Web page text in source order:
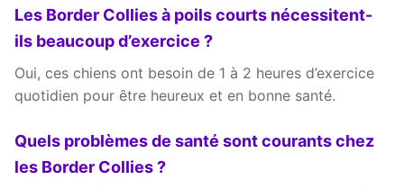
Les Border Collies à poils courts nécessitent-
ils beaucoup d’exercice ?
Oui, ces chiens ont besoin de 1 à 2 heures d’exercice
quotidien pour être heureux et en bonne santé.
Quels problèmes de santé sont courants chez
les Border Collies ?